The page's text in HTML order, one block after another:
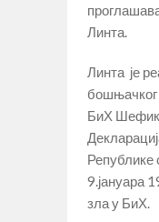
Линта.
Линта је
БиХ
Републике
9.јануара
зла у БиХ.